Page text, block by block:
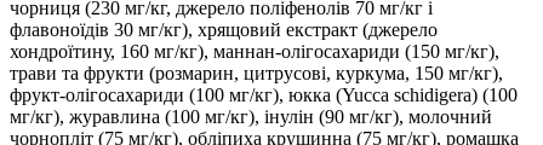
чорниця (230 мг/кг, джерело поліфенолів 70 мг/кг і
флавоноїдів 30 мг/кг), хрящовий екстракт (джерело
хондроїтину, 160 мг/кг), маннан-олігосахариди (150 мг/кг),
трави та фрукти (розмарин, цитрусові, куркума, 150 мг/кг),
фрукт-олігосахариди (100 мг/кг), юкка (Yucca schidigera) (100
мг/кг), журавлина (100 мг/кг), інулін (90 мг/кг), молочний
чорнопліт (75 мг/кг), обліпиха крушинна (75 мг/кг), ромашка